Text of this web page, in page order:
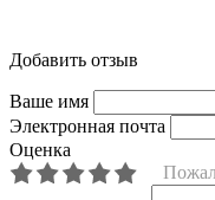
Добавить отзыв
Ваше имя
Электронная почта
Оценка